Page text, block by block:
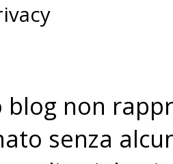
blog non
senza